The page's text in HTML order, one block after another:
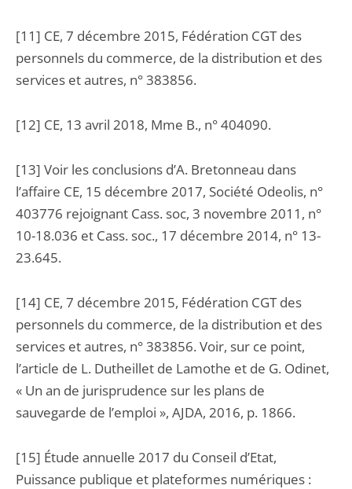
[11] CE, 7 décembre 2015, Fédération CGT des
personnels du commerce, de la distribution et des
services et autres, n° 383856.
[12] CE, 13 avril 2018, Mme B., n° 404090.
[13] Voir les conclusions d’A. Bretonneau dans
l’affaire CE, 15 décembre 2017, Société Odeolis, n°
403776 rejoignant Cass. soc, 3 novembre 2011, n°
10-18.036 et Cass. soc., 17 décembre 2014, n° 13-
23.645.
[14] CE, 7 décembre 2015, Fédération CGT des
personnels du commerce, de la distribution et des
services et autres, n° 383856. Voir, sur ce point,
l’article de L. Dutheillet de Lamothe et de G. Odinet,
« Un an de jurisprudence sur les plans de
sauvegarde de l’emploi », AJDA, 2016, p. 1866.
[15] Étude annuelle 2017 du Conseil d’Etat,
Puissance publique et plateformes numériques :